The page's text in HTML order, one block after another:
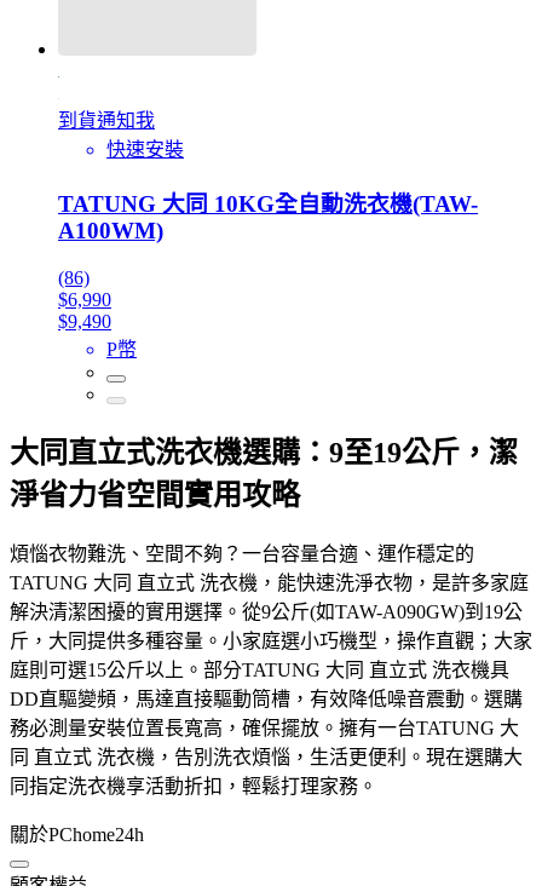
到貨通知我
快速安裝
TATUNG 大同 10KG全自動洗衣機(TAW-
A100WM)
(86)
$6,990
$9,490
P幣
大同直立式洗衣機選購：9至19公斤，潔
淨省力省空間實用攻略
煩惱衣物難洗、空間不夠？一台容量合適、運作穩定的
TATUNG 大同 直立式 洗衣機，能快速洗淨衣物，是許多家庭
解決清潔困擾的實用選擇。從9公斤(如TAW-A090GW)到19公
斤，大同提供多種容量。小家庭選小巧機型，操作直觀；大家
庭則可選15公斤以上。部分TATUNG 大同 直立式 洗衣機具
DD直驅變頻，馬達直接驅動筒槽，有效降低噪音震動。選購
務必測量安裝位置長寬高，確保擺放。擁有一台TATUNG 大
同 直立式 洗衣機，告別洗衣煩惱，生活更便利。現在選購大
同指定洗衣機享活動折扣，輕鬆打理家務。
關於PChome24h